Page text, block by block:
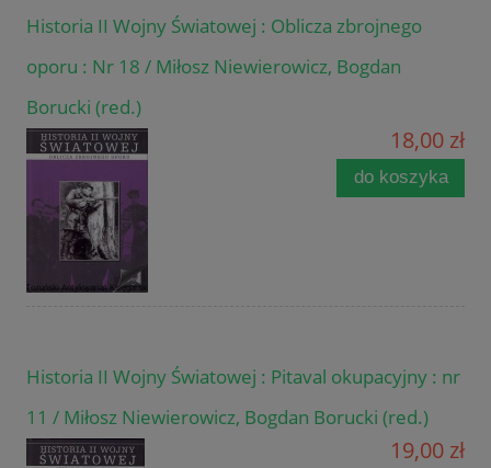
Historia II Wojny Światowej : Oblicza zbrojnego
oporu : Nr 18 / Miłosz Niewierowicz, Bogdan
Borucki (red.)
18,00 zł
do koszyka
Historia II Wojny Światowej : Pitaval okupacyjny : nr
11 / Miłosz Niewierowicz, Bogdan Borucki (red.)
19,00 zł